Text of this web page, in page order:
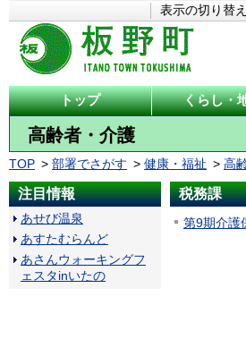
表示の切り替え
トップ くらし・
高齢者・介護
TOP 部署でさがす 健康・福祉 高
税務課
第9期介護
注目情報
あせび温泉
あすたむらんど
あさんウォーキングフ
ェスタinいたの